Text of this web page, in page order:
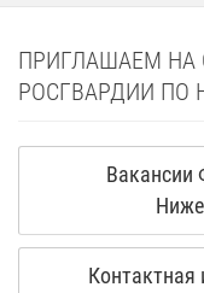
ПРИГЛАШАЕМ НА
РОСГВАРДИИ ПО
Вакансии